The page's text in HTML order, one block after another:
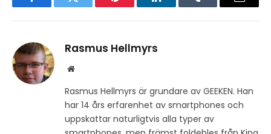
FacebookTwitter Pinterest LinkedInTumblr Email
Rasmus Hellmyrs
Website
Rasmus Hellmyrs är grundare av GEEKEN. Han
har 14 års erfarenhet av smartphones och
uppskattar naturligtvis alla typer av